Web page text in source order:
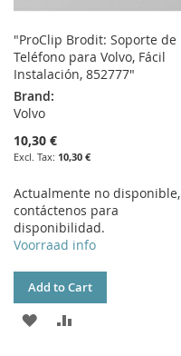
"ProClip Brodit: Soporte de
Teléfono para Volvo, Fácil
Instalación, 852777"
Brand:
Volvo
10,30 €
10,30 €
Actualmente no disponible,
contáctenos para
disponibilidad.
Voorraad info
Add to Cart
ADD